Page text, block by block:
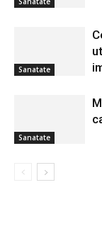
Sanatate
Sanatate